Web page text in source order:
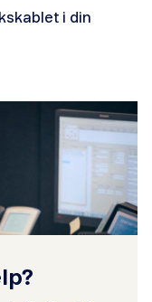
i din